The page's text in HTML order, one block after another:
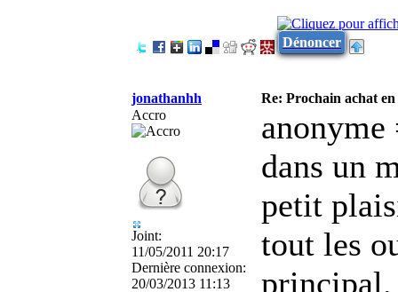
Dénoncer
jonathanhh
Re: Prochain achat en
Accro
Joint:
11/05/2011 20:17
Dernière connexion:
20/03/2013 11:13
anonyme
dans un
petit
tout les
principal.